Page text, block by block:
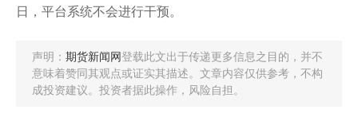
日，平台系统不会进行干预。
声明： 期货新闻网登载此文出于传递更多信息之目的，并不
意味着赞同其观点或证实其描述。文章内容仅供参考，不构
成投资建议。投资者据此操作，风险自担。